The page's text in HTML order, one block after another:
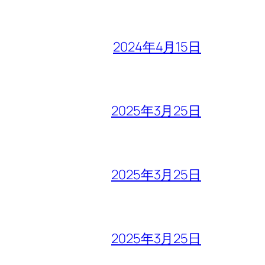
2024年4月15日
2025年3月25日
2025年3月25日
2025年3月25日